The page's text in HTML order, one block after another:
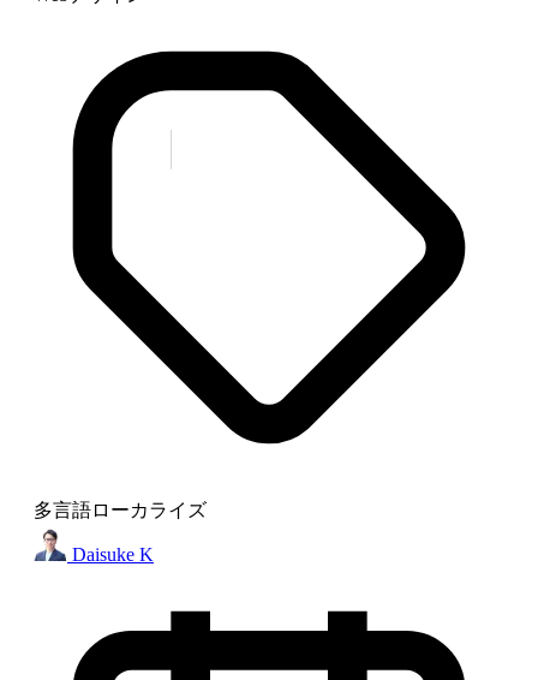
多言語ローカライズ
Daisuke K